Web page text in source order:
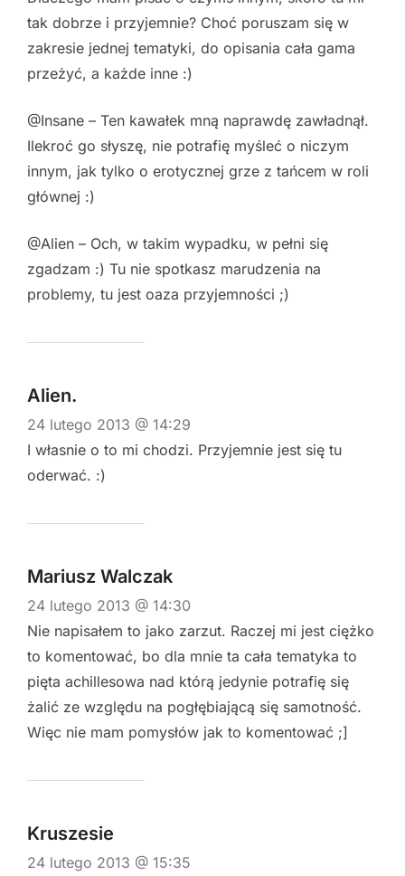
tak dobrze i przyjemnie? Choć poruszam się w
zakresie jednej tematyki, do opisania cała gama
przeżyć, a każde inne :)
@Insane – Ten kawałek mną naprawdę zawładnął.
Ilekroć go słyszę, nie potrafię myśleć o niczym
innym, jak tylko o erotycznej grze z tańcem w roli
głównej :)
@Alien – Och, w takim wypadku, w pełni się
zgadzam :) Tu nie spotkasz marudzenia na
problemy, tu jest oaza przyjemności ;)
Alien.
24 lutego 2013 @ 14:29
I własnie o to mi chodzi. Przyjemnie jest się tu
oderwać. :)
Mariusz Walczak
24 lutego 2013 @ 14:30
Nie napisałem to jako zarzut. Raczej mi jest ciężko
to komentować, bo dla mnie ta cała tematyka to
pięta achillesowa nad którą jedynie potrafię się
żalić ze względu na pogłębiającą się samotność.
Więc nie mam pomysłów jak to komentować ;]
Kruszesie
24 lutego 2013 @ 15:35